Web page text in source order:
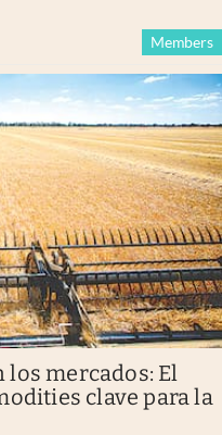
Members
los mercados: El
clave para la